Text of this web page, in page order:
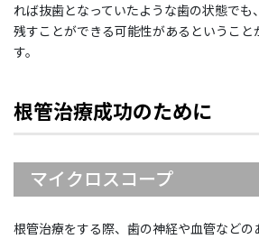
れば抜歯となっていたような歯の状態でも
残すことができる可能性があるということ
す。
根管治療成功のために
マイクロスコープ
根管治療をする際、歯の神経や血管などの